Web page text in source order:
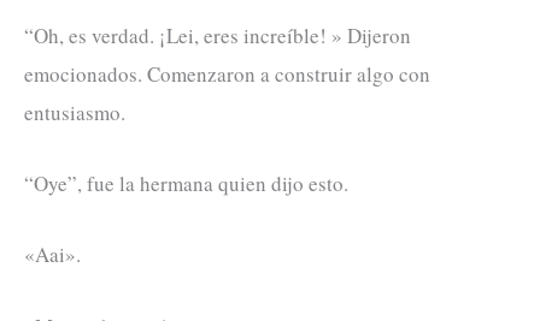
“Oh, es verdad. ¡Lei, eres increíble! » Dijeron
emocionados. Comenzaron a construir algo con
entusiasmo.
“Oye”, fue la hermana quien dijo esto.
«Aai».